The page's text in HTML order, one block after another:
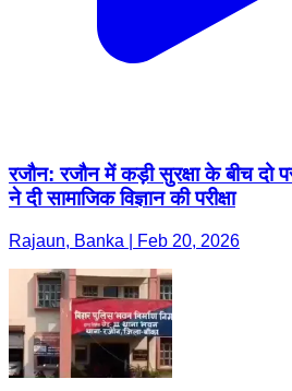
रजौन: रजौन में कड़ी सुरक्षा के बीच दो
ने दी सामाजिक विज्ञान की परीक्षा
Rajaun, Banka | Feb 20, 2026